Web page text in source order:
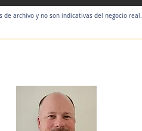
de archivo y no son indicativas del negocio real.